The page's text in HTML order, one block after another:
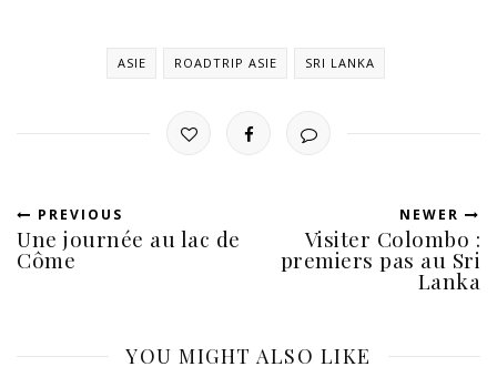
ASIE ROADTRIP ASIE SRI LANKA
PREVIOUS
Une journée au lac de
Côme
NEWER
Visiter Colombo :
premiers pas au Sri
Lanka
YOU MIGHT ALSO LIKE